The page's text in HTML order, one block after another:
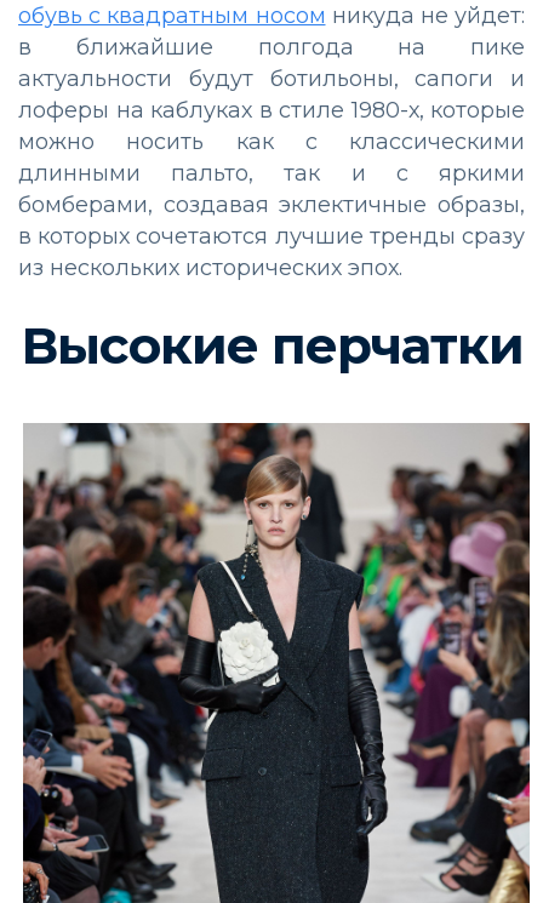
обувь с квадратным носом никуда не уйдет:
в ближайшие полгода на пике
актуальности будут ботильоны, сапоги и
лоферы на каблуках в стиле 1980-х, которые
можно носить как с классическими
длинными пальто, так и с яркими
бомберами, создавая эклектичные образы,
в которых сочетаются лучшие тренды сразу
из нескольких исторических эпох.
Высокие перчатки